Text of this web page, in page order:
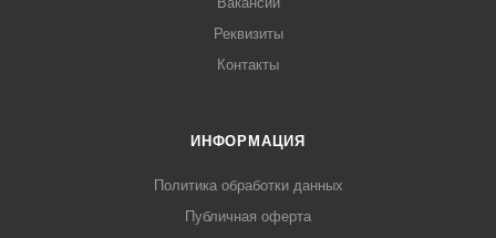
Реквизиты
Контакты
ИНФОРМАЦИЯ
Политика обработки данных
Публичная оферта